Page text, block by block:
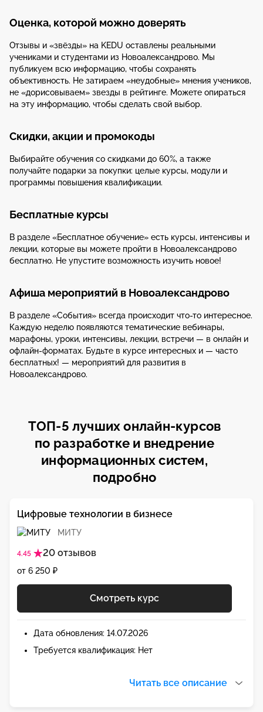
Оценка, которой можно доверять
Отзывы и «звёзды» на KEDU оставлены реальными
учениками и студентами из Новоалександрово. Мы
публикуем всю информацию, чтобы сохранять
объективность. Не затираем «неудобные» мнения учеников,
не «дорисовываем» звезды в рейтинге. Можете опираться
на эту информацию, чтобы сделать свой выбор.
Скидки, акции и промокоды
Выбирайте обучения со скидками до 60%, а также
получайте подарки за покупки: целые курсы, модули и
программы повышения квалификации.
Бесплатные курсы
В разделе «Бесплатное обучение» есть курсы, интенсивы и
лекции, которые вы можете пройти в Новоалександрово
бесплатно. Не упустите возможность изучить новое!
Афиша мероприятий в Новоалександрово
В разделе «События» всегда происходит что-то интересное.
Каждую неделю появляются тематические вебинары,
марафоны, уроки, интенсивы, лекции, встречи — в онлайн и
офлайн-форматах. Будьте в курсе интересных и — часто
бесплатных! — мероприятий для развития в
Новоалександрово.
ТОП-5 лучших онлайн-курсов
по разработке и внедрение
информационных систем,
подробно
МИТУ
4.45 20 отзывов
Цифровые технологии в бизнесе
от 6 250 ₽
Смотреть курс
Дата обновления: 14.07.2026
Требуется квалификация: Нет
Читать все описание